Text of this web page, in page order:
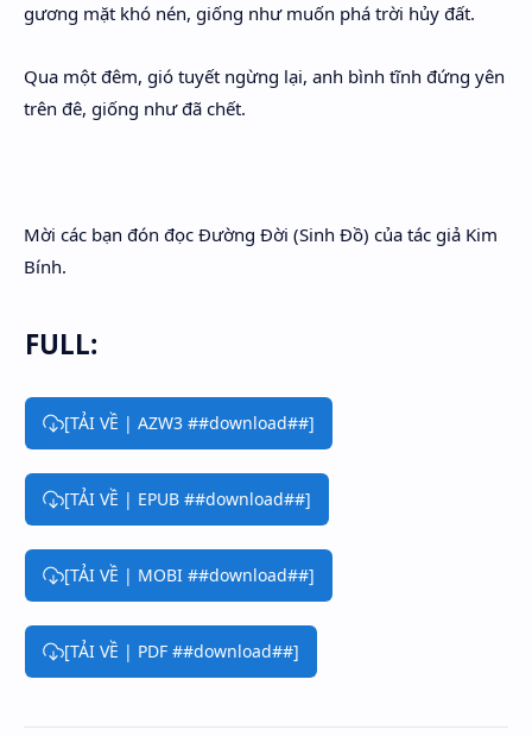
gương mặt khó nén, giống như muốn phá trời hủy đất.
Qua một đêm, gió tuyết ngừng lại, anh bình tĩnh đứng yên
trên đê, giống như đã chết.
Mời các bạn đón đọc Đường Đời (Sinh Đồ) của tác giả Kim
Bính.
FULL:
[TẢI VỀ | AZW3 ##download##]
[TẢI VỀ | EPUB ##download##]
[TẢI VỀ | MOBI ##download##]
[TẢI VỀ | PDF ##download##]